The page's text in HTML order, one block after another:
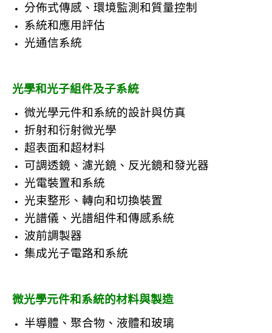
分佈式傳感、環境監測和質量控制
系統和應用評估
光通信系統
光學和光子組件及子系統
微光學元件和系統的設計與仿真
折射和衍射微光學
超表面和超材料
可調透鏡、濾光鏡、反光鏡和發光器
光電裝置和系統
光束整形、轉向和切換裝置
光譜儀、光譜組件和傳感系統
波前調製器
集成光子電路和系統
微光學元件和系統的材料與製造
半導體、聚合物、液體和玻璃